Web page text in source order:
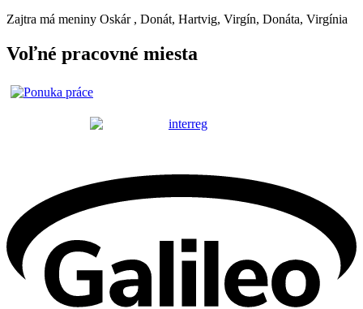
Zajtra má meniny Oskár , Donát, Hartvig, Virgín, Donáta, Virgínia
Voľné pracovné miesta